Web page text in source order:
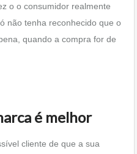
o o consumidor realmente
não tenha reconhecido que o
quando a compra for de
é melhor
cliente de que a sua